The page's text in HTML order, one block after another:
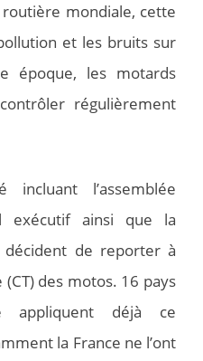
mondiale, cette
et les bruits sur
époque, les motards
régulièrement
incluant l’assemblée
exécutif ainsi que la
décident de reporter à
des motos. 16 pays
appliquent déjà ce
la France ne l’ont